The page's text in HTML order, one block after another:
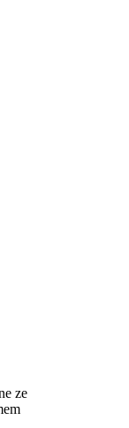
ze